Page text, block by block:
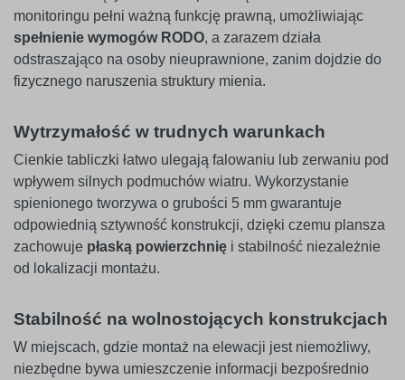
monitoringu pełni ważną funkcję prawną, umożliwiając
spełnienie wymogów RODO, a zarazem działa
odstraszająco na osoby nieuprawnione, zanim dojdzie do
fizycznego naruszenia struktury mienia.
Wytrzymałość w trudnych warunkach
Cienkie tabliczki łatwo ulegają falowaniu lub zerwaniu pod
wpływem silnych podmuchów wiatru. Wykorzystanie
spienionego tworzywa o grubości 5 mm gwarantuje
odpowiednią sztywność konstrukcji, dzięki czemu plansza
zachowuje płaską powierzchnię i stabilność niezależnie
od lokalizacji montażu.
Stabilność na wolnostojących konstrukcjach
W miejscach, gdzie montaż na elewacji jest niemożliwy,
niezbędne bywa umieszczenie informacji bezpośrednio